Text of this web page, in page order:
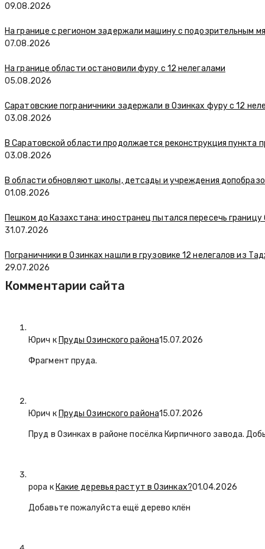
09.08.2026
На границе с регионом задержали машину с подозрительным
07.08.2026
На границе области остановили фуру с 12 нелегалами
05.08.2026
Саратовские пограничники задержали в Озинках фуру с 12
03.08.2026
В Саратовской области продолжается реконструкция пункта
03.08.2026
В области обновляют школы, детсады и учреждения
01.08.2026
Пешком до Казахстана: иностранец пытался пересечь
31.07.2026
Пограничники в Озинках нашли в грузовике 12 нелегалов из
29.07.2026
Комментарии сайта
Юрич к Пруды Озинского района15.07.2026
Фрагмент пруда.
Юрич к Пруды Озинского района15.07.2026
Пруд в Озинках в районе посёлка Кирпичного завода.
popa к Какие деревья растут в Озинках?01.04.2026
Добавьте пожалуйста ещё дерево клён